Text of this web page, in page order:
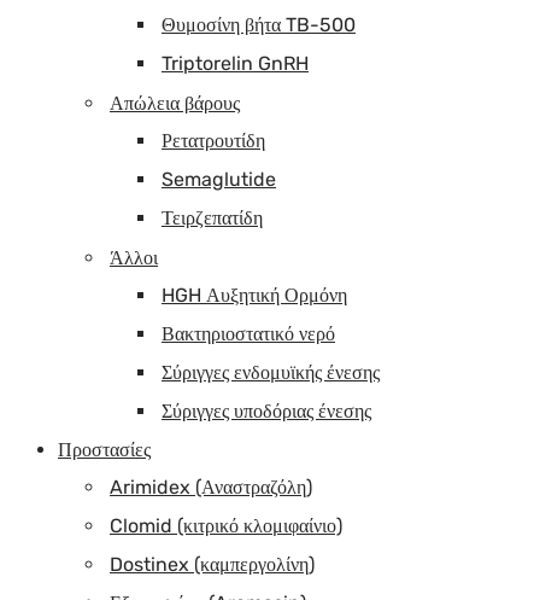
Θυμοσίνη βήτα TB-500
Triptorelin GnRH
Απώλεια βάρους
Ρετατρουτίδη
Semaglutide
Τειρζεπατίδη
Άλλοι
HGH Αυξητική Ορμόνη
Βακτηριοστατικό νερό
Σύριγγες ενδομυϊκής ένεσης
Σύριγγες υποδόριας ένεσης
Προστασίες
Arimidex (Αναστραζόλη)
Clomid (κιτρικό κλομιφαίνιο)
Dostinex (καμπεργολίνη)